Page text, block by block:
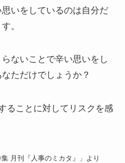
いをしているのは自分だ
。
ないことで辛い思いをし
ただけでしょうか？
ることに対してリスクを感
月刊『人事のミカタ』」より